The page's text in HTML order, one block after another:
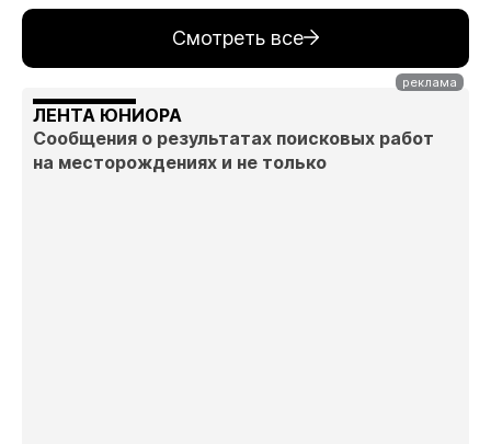
Смотреть все
ЛЕНТА ЮНИОРА
Сообщения о результатах поисковых работ
на месторождениях и не только